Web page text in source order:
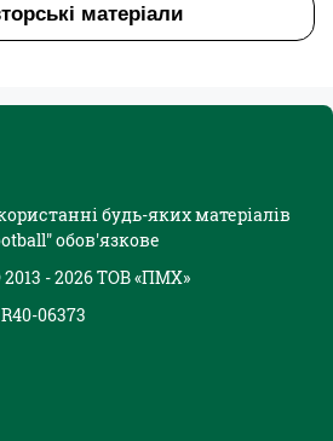
матеріали
будь-яких матеріалів
обов'язкове
- 2026 ТОВ «ПМХ»
06373